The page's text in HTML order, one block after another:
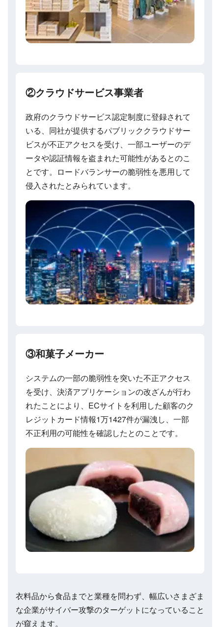
②クラウドサービス事業者
政府のクラウドサービス認定制度に登録されて
いる、同社が提供するパブリッククラウドサー
ビスが不正アクセスを受け、一部ユーザーのデ
ータや認証情報を盗まれた可能性があるとのこ
とです。ロードバランサーの脆弱性を悪用して
侵入されたとみられています。
③和菓子メーカー
システムの一部の脆弱性を突いた不正アクセス
を受け、決済アプリケーションの改ざんが行わ
れたことにより、ECサイトを利用した顧客のク
レジットカード情報1万1427件が漏洩し、一部
不正利用の可能性を確認したとのことです。
衣料品から食品までと業種を問わず、幅広いさまざま
な企業がサイバー攻撃のターゲットになっていること
が窺えます。